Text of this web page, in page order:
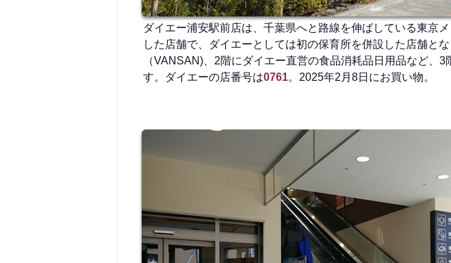
ダイエー浦安駅前店は、千葉県へと路線を伸ばしている東京
した店舗で、ダイエーとしては初の保育所を併設した店舗と
（VANSAN)、2階にダイエー直営の食品消耗品日用品など
す。ダイエーの店番号は0761。2025年2月8日にお買い物。